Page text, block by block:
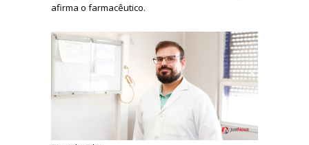
afirma o farmacêutico.